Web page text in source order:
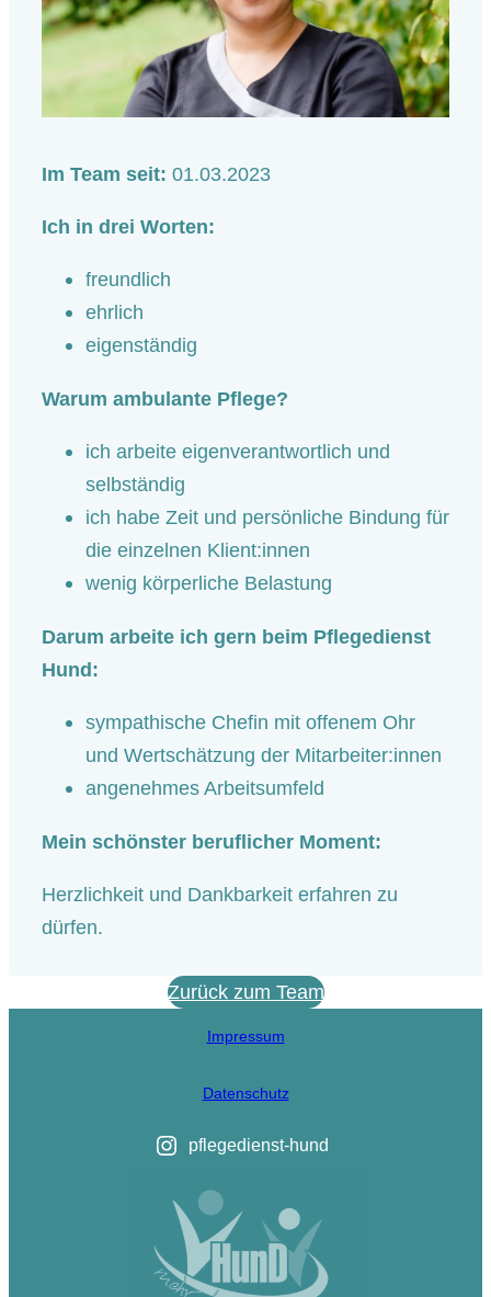
Im Team seit: 01.03.2023
Ich in drei Worten:
freundlich
ehrlich
eigenständig
Warum ambulante Pflege?
ich arbeite eigenverantwortlich und
selbständig
ich habe Zeit und persönliche Bindung für
die einzelnen Klient:innen
wenig körperliche Belastung
Darum arbeite ich gern beim Pflegedienst
Hund:
sympathische Chefin mit offenem Ohr
und Wertschätzung der Mitarbeiter:innen
angenehmes Arbeitsumfeld
Mein schönster beruflicher Moment:
Herzlichkeit und Dankbarkeit erfahren zu
dürfen.
Zurück zum Team
Impressum
Datenschutz
pflegedienst-hund